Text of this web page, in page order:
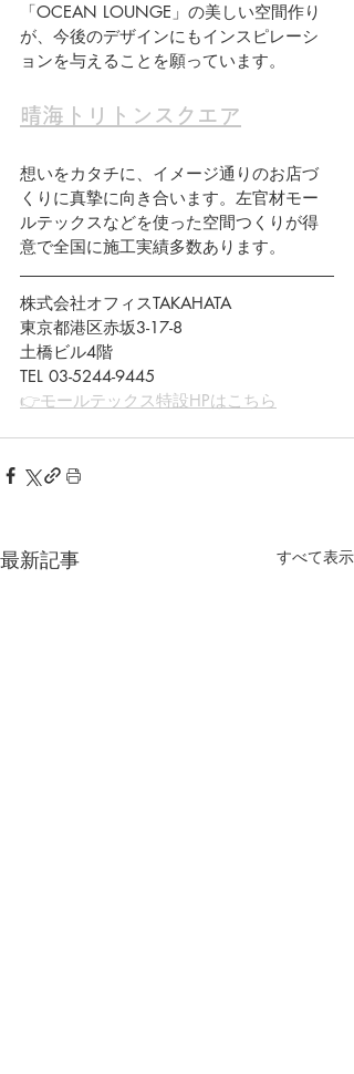
「OCEAN LOUNGE」の美しい空間作り
が、今後のデザインにもインスピレーシ
ョンを与えることを願っています。
晴海トリトンスクエア
想いをカタチに、イメージ通りのお店づ
くりに真摯に向き合います。左官材モー
ルテックスなどを使った空間つくりが得
意で全国に施工実績多数あります。
株式会社オフィスTAKAHATA
東京都港区赤坂3-17-8
土橋ビル4階
TEL 03-5244-9445
👉モールテックス特設HPはこちら
最新記事 すべて表示